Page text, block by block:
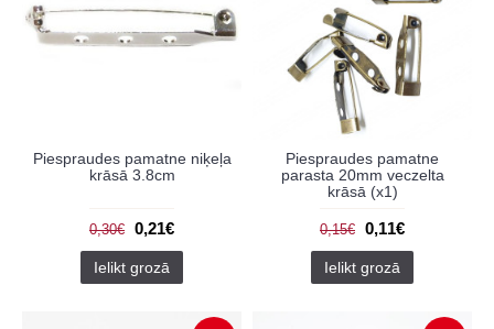
Piespraudes pamatne niķeļa
krāsā 3.8cm
0,30€ 0,21€
Ielikt grozā
Piespraudes pamatne
parasta 20mm veczelta
krāsā (x1)
0,15€ 0,11€
Ielikt grozā